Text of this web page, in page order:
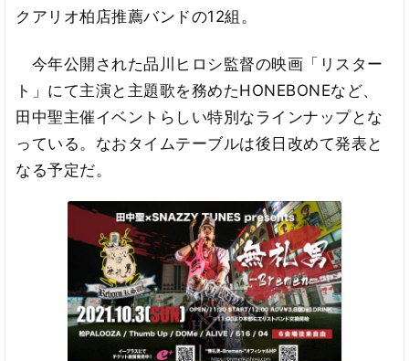
クアリオ柏店推薦バンドの12組。
今年公開された品川ヒロシ監督の映画「リスター
ト」にて主演と主題歌を務めたHONEBONEなど、
田中聖主催イベントらしい特別なラインナップとな
っている。なおタイムテーブルは後日改めて発表と
なる予定だ。